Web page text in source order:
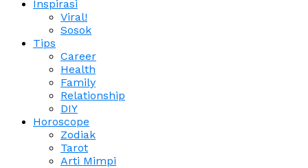
Inspirasi
Viral!
Sosok
Tips
Career
Health
Family
Relationship
DIY
Horoscope
Zodiak
Tarot
Arti Mimpi